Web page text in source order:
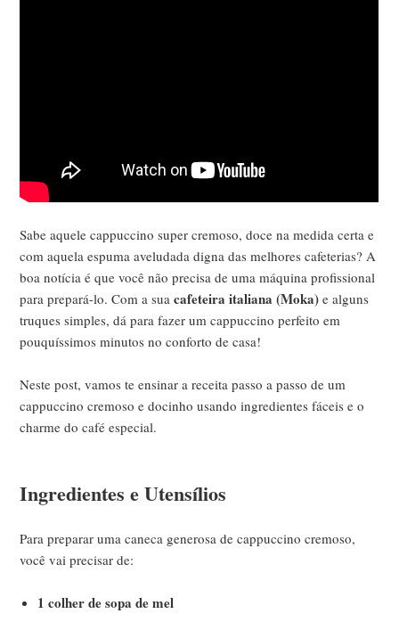
Sabe aquele cappuccino super cremoso, doce na medida certa e
com aquela espuma aveludada digna das melhores cafeterias? A
boa notícia é que você não precisa de uma máquina profissional
para prepará-lo. Com a suacafeteira italiana (Moka) e alguns
truques simples, dá para fazer um cappuccino perfeito em
pouquíssimos minutos no conforto de casa!
Neste post, vamos te ensinar a receita passo a passo de um
cappuccino cremoso e docinho usando ingredientes fáceis e o
charme do café especial.
Ingredientes e Utensílios
Para preparar uma caneca generosa de cappuccino cremoso,
você vai precisar de:
1 colher de sopa de mel